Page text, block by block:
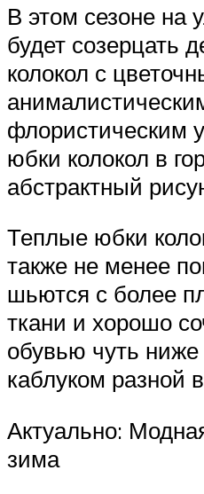
В этом сезоне на
будет созерцать
колокол с
флористическим
юбки колокол в
абстрактный
Теплые юбки
также не менее
шьются с более
ткани и хорошо
обувью чуть ниже
каблуком разной
Актуально:
зима